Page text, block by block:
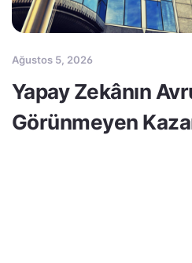
Ağustos 5, 2026
Yapay Zekânın
Görünmeyen